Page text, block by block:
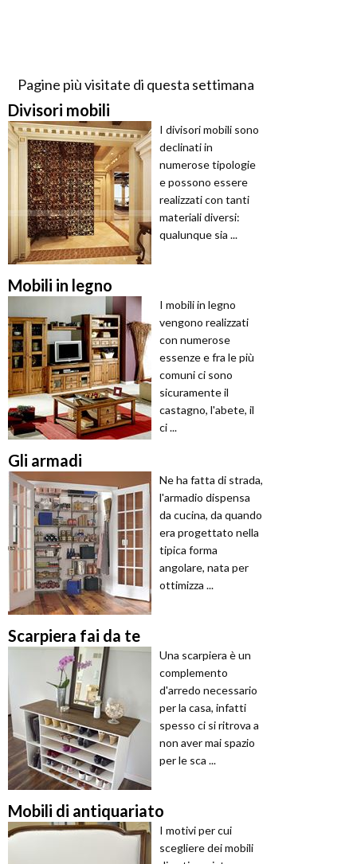
Pagine più visitate di questa settimana
Divisori mobili
I divisori mobili sono
declinati in
numerose tipologie
e possono essere
realizzati con tanti
materiali diversi:
qualunque sia ...
Mobili in legno
I mobili in legno
vengono realizzati
con numerose
essenze e fra le più
comuni ci sono
sicuramente il
castagno, l'abete, il
ci ...
Gli armadi
Ne ha fatta di strada,
l'armadio dispensa
da cucina, da quando
era progettato nella
tipica forma
angolare, nata per
ottimizza ...
Scarpiera fai da te
Una scarpiera è un
complemento
d'arredo necessario
per la casa, infatti
spesso ci si ritrova a
non aver mai spazio
per le sca ...
Mobili di antiquariato
I motivi per cui
scegliere dei mobili